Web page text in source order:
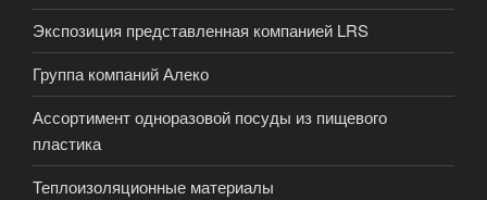
Экспозиция представленная компанией LRS
Группа компаний Алеко
Ассортимент одноразовой посуды из пищевого
пластика
Теплоизоляционные материалы